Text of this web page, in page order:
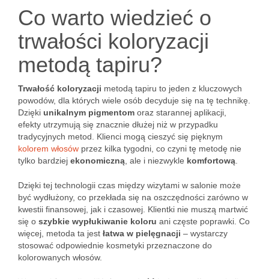
Co warto wiedzieć o
trwałości koloryzacji
metodą tapiru?
Trwałość koloryzacji metodą tapiru to jeden z kluczowych
powodów, dla których wiele osób decyduje się na tę technikę.
Dzięki unikalnym pigmentom oraz starannej aplikacji,
efekty utrzymują się znacznie dłużej niż w przypadku
tradycyjnych metod. Klienci mogą cieszyć się pięknym
kolorem włosów przez kilka tygodni, co czyni tę metodę nie
tylko bardziej ekonomiczną , ale i niezwykle komfortową
Dzięki tej technologii czas między wizytami w salonie może
być wydłużony, co przekłada się na oszczędności zarówno w
kwestii finansowej, jak i czasowej. Klientki nie muszą martwić
się o szybkie wypłukiwanie koloru ani częste poprawki. Co
więcej, metoda ta jest łatwa w pielęgnacji – wystarczy
stosować odpowiednie kosmetyki przeznaczone do
kolorowanych włosów.